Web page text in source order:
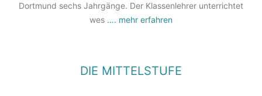
Dortmund sechs Jahrgänge. Der Klassenlehrer unterrichtet
wes …. mehr erfahren
DIE MITTELSTUFE